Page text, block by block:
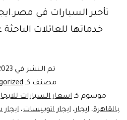
تأجير السيارات في
خدماتها للعائلات
تم النشر في
مصنف كـ
موسوم كـ اسعار السيارات
بالقاهرة، ايجار، ايجار اتوبيسات،